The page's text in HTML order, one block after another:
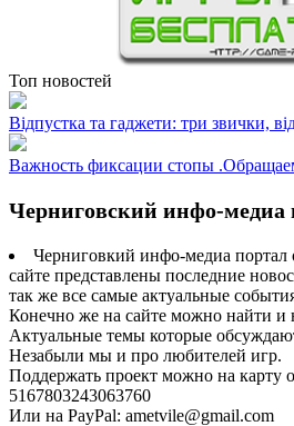
Топ новостей
Відпустка та гаджети: три звички,
Важность фиксации стопы
Черниговский инфо-медиа
Черниговкий инфо-медиа портал
сайте представлены последние
так же все самые актуальные
Конечно же на сайте можно найти и
Актуальные темы которые
Незабыли мы и про любителей игр.
Поддержать проект можно на карту
5167803243063760
Или на PayPal: ametvile@gmail.com